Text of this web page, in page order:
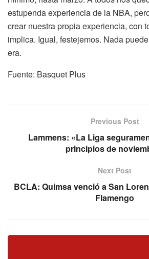
estupenda experiencia de la NBA,
crear nuestra propia experiencia, con
implica. Igual, festejemos. Nada
era.
Fuente: Basquet Plus
Previous Post
Lammens: «La Liga
principios de
Next Post
BCLA: Quimsa venció a San
Flamengo